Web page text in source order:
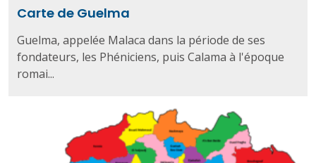
Carte de Guelma
Guelma, appelée Malaca dans la période de ses
fondateurs, les Phéniciens, puis Calama à l'époque
romai...